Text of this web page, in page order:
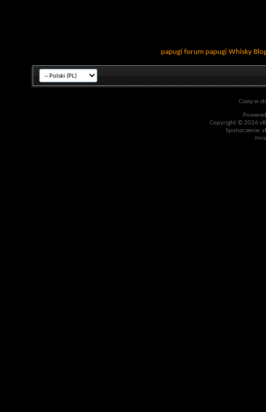
papugi forum papugi Whisky
Czasy w
Copyright © 2026
Spolszczenie: